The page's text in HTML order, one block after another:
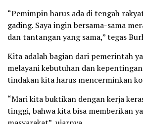
“Pemimpin harus ada di tengah
gading. Saya ingin bersama-sama
dan tantangan yang sama,” tegas
Kita adalah bagian dari pemerintah
melayani kebutuhan dan
tindakan kita harus mencerminkan
“Mari kita buktikan dengan kerja
tinggi, bahwa kita bisa memberikan